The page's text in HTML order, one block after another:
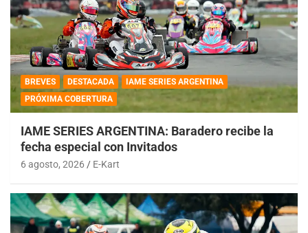
BREVES DESTACADA
IAME SERIES ARGENTINA
PRÓXIMA COBERTURA
IAME SERIES ARGENTINA: Baradero recibe la
fecha especial con Invitados
6 agosto, 2026 E-Kart